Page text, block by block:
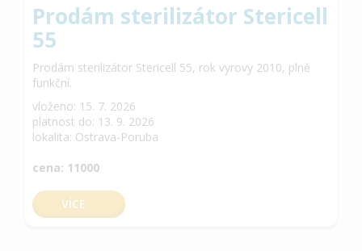
Prodám sterilizátor Stericell
55
Prodám sterilizátor Stericell 55, rok vyrovy 2010, plně
funkční.
vloženo: 15. 7. 2026
platnost do: 13. 9. 2026
lokalita: Ostrava-Poruba
cena: 11000
VÍCE